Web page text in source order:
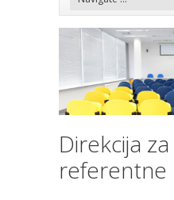
Direkcija
referentne